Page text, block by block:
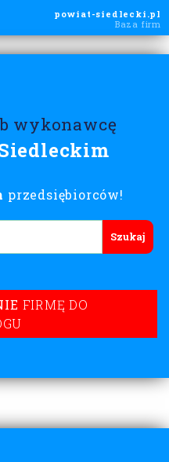
powiat-siedlecki.pl
Baza firm
wykonawcę
przedsiębiorców!
FIRMĘ DO